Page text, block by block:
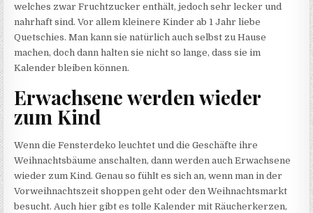
welches zwar Fruchtzucker enthält, jedoch sehr lecker und
nahrhaft sind. Vor allem kleinere Kinder ab 1 Jahr liebe
Quetschies. Man kann sie natürlich auch selbst zu Hause
machen, doch dann halten sie nicht so lange, dass sie im
Kalender bleiben können.
Erwachsene werden wieder
zum Kind
Wenn die Fensterdeko leuchtet und die Geschäfte ihre
Weihnachtsbäume anschalten, dann werden auch Erwachsene
wieder zum Kind. Genau so fühlt es sich an, wenn man in der
Vorweihnachtszeit shoppen geht oder den Weihnachtsmarkt
besucht. Auch hier gibt es tolle Kalender mit Räucherkerzen,